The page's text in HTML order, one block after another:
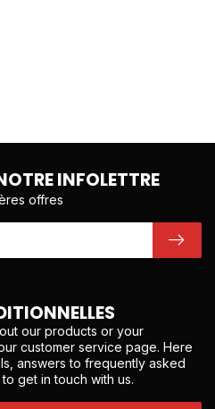
our products or your
customer service page. Here
answers to frequently asked
get in touch with us.
INFOLETTRE
offres